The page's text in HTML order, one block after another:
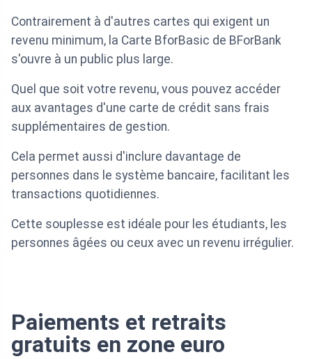
Contrairement à d'autres cartes qui exigent un
revenu minimum, la Carte BforBasic de BForBank
s'ouvre à un public plus large.
Quel que soit votre revenu, vous pouvez accéder
aux avantages d'une carte de crédit sans frais
supplémentaires de gestion.
Cela permet aussi d'inclure davantage de
personnes dans le système bancaire, facilitant les
transactions quotidiennes.
Cette souplesse est idéale pour les étudiants, les
personnes âgées ou ceux avec un revenu irrégulier.
Paiements et retraits
gratuits en zone euro